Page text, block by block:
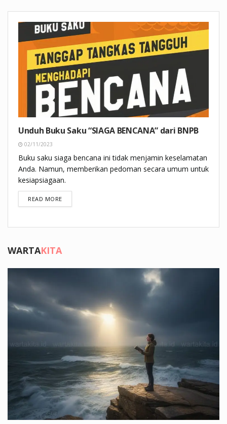
Unduh Buku Saku “SIAGA BENCANA” dari BNPB
02/11/2023
Buku saku siaga bencana ini tidak menjamin keselamatan
Anda. Namun, memberikan pedoman secara umum untuk
kesiapsiagaan.
READ MOREDETAILS
WARTAKITA